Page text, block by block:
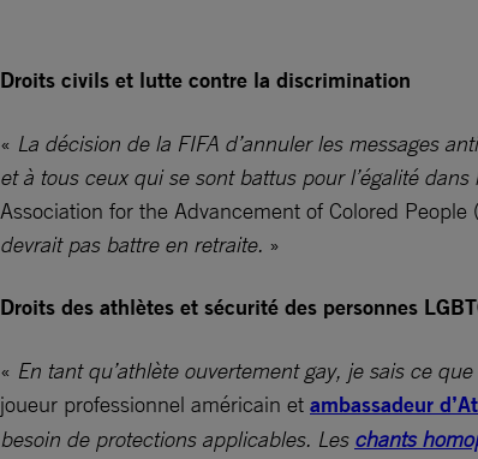
Droits civils et lutte contre la discrimination
« La décision de la FIFA d’annuler les messages
et à tous ceux qui se sont battus pour l’égalité dans
Association for the Advancement of Colored People
devrait pas battre en retraite. »
Droits des athlètes et sécurité des personnes
« En tant qu’athlète ouvertement gay, je sais ce
joueur professionnel américain et ambassadeur
besoin de protections applicables. Les chants